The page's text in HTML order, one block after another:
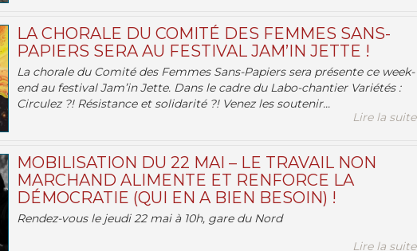
LA CHORALE DU COMITÉ DES FEMMES SANS-
PAPIERS SERA AU FESTIVAL JAM’IN JETTE !
La chorale du Comité des Femmes Sans-Papiers sera présente ce week-
end au festival Jam’in Jette. Dans le cadre du Labo-chantier Variétés :
Circulez ?! Résistance et solidarité ?! Venez les soutenir...
Lire la suite
MOBILISATION DU 22 MAI – LE TRAVAIL NON
MARCHAND ALIMENTE ET RENFORCE LA
DÉMOCRATIE (QUI EN A BIEN BESOIN) !
Rendez-vous le jeudi 22 mai à 10h, gare du Nord
Lire la suite